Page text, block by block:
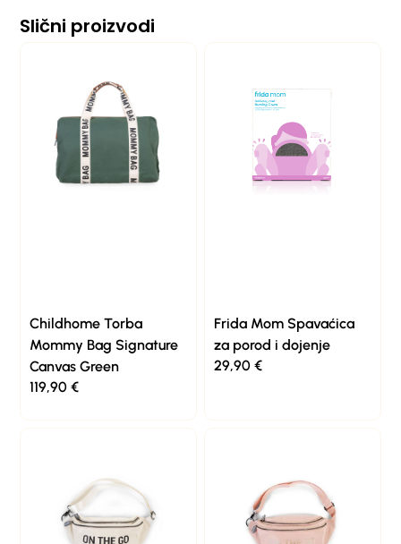
Slični proizvodi
Childhome Torba
Mommy Bag Signature
Canvas Green
119,90€
Frida Mom Spavaćica
za porod i dojenje
29,90 €